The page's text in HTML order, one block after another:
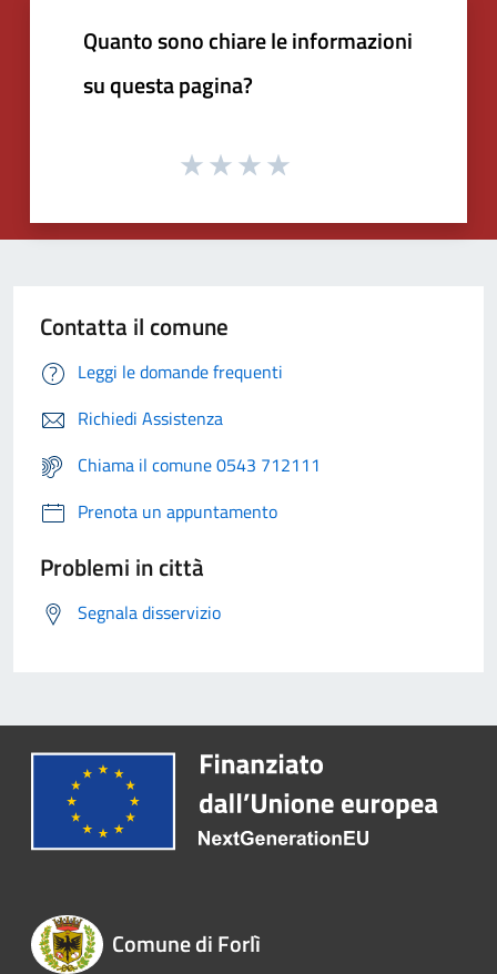
Quanto sono chiare le informazioni
su questa pagina?
Contatta il comune
Leggi le domande frequenti
Richiedi Assistenza
Chiama il comune 0543 712111
Prenota un appuntamento
Problemi in città
Segnala disservizio
Comune di Forlì